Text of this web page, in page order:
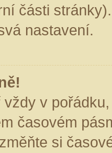
části
nastavení.
v
časovém
si